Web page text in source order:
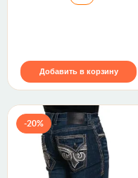
Добавить в корзину
-20%